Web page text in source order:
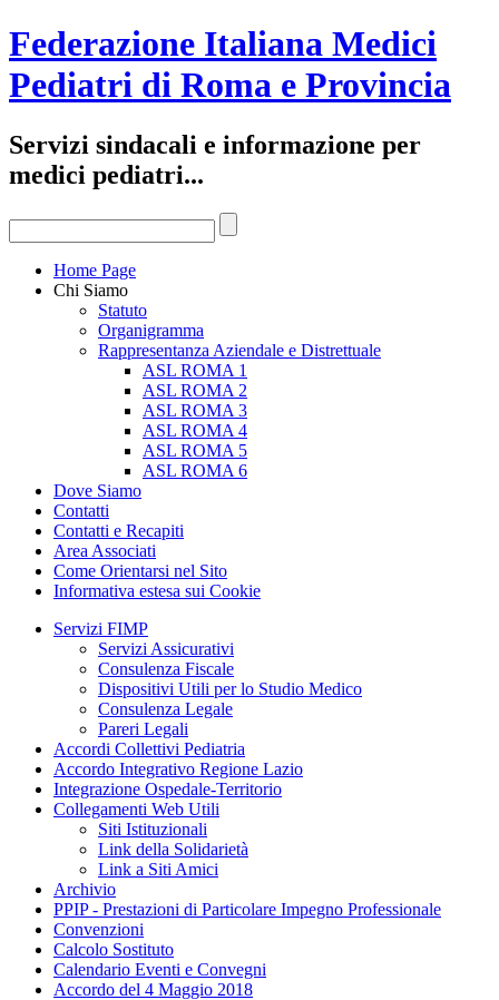
Federazione Italiana Medici
Pediatri di Roma e Provincia
Servizi sindacali e informazione per
medici pediatri...
Home Page
Chi Siamo
Statuto
Organigramma
Rappresentanza Aziendale e Distrettuale
ASL ROMA 1
ASL ROMA 2
ASL ROMA 3
ASL ROMA 4
ASL ROMA 5
ASL ROMA 6
Dove Siamo
Contatti
Contatti e Recapiti
Area Associati
Come Orientarsi nel Sito
Informativa estesa sui Cookie
Servizi FIMP
Servizi Assicurativi
Consulenza Fiscale
Dispositivi Utili per lo Studio Medico
Consulenza Legale
Pareri Legali
Accordi Collettivi Pediatria
Accordo Integrativo Regione Lazio
Integrazione Ospedale-Territorio
Collegamenti Web Utili
Siti Istituzionali
Link della Solidarietà
Link a Siti Amici
Archivio
PPIP - Prestazioni di Particolare Impegno Professionale
Convenzioni
Calcolo Sostituto
Calendario Eventi e Convegni
Accordo del 4 Maggio 2018